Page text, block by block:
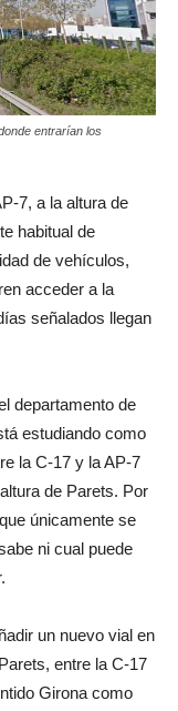
entrarían los
7, a la altura de
habitual de
de vehículos,
acceder a la
señalados llegan
departamento de
estudiando como
la C-17 y la AP-7
de Parets. Por
únicamente se
ni cual puede
un nuevo vial en
entre la C-17
Girona como